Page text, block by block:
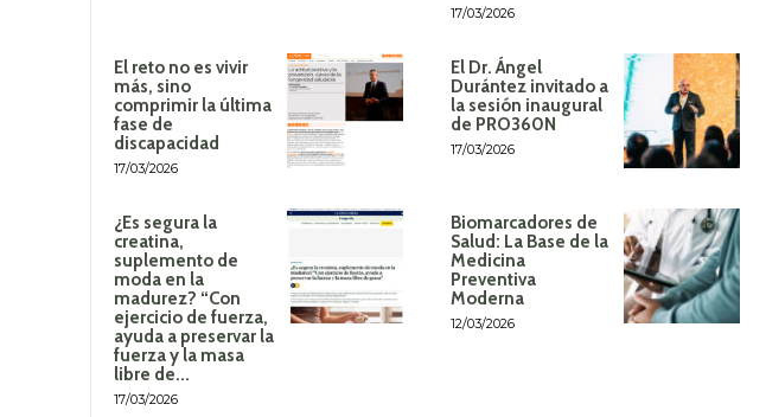
17/03/2026
El reto no es vivir
más, sino
comprimir la última
fase de
discapacidad
17/03/2026
El Dr. Ángel
Durántez invitado a
la sesión inaugural
de PRO360N
17/03/2026
¿Es segura la
creatina,
suplemento de
moda en la
madurez? “Con
ejercicio de fuerza,
ayuda a preservar la
fuerza y la masa
libre de...
17/03/2026
Biomarcadores de
Salud: La Base de la
Medicina
Preventiva
Moderna
12/03/2026